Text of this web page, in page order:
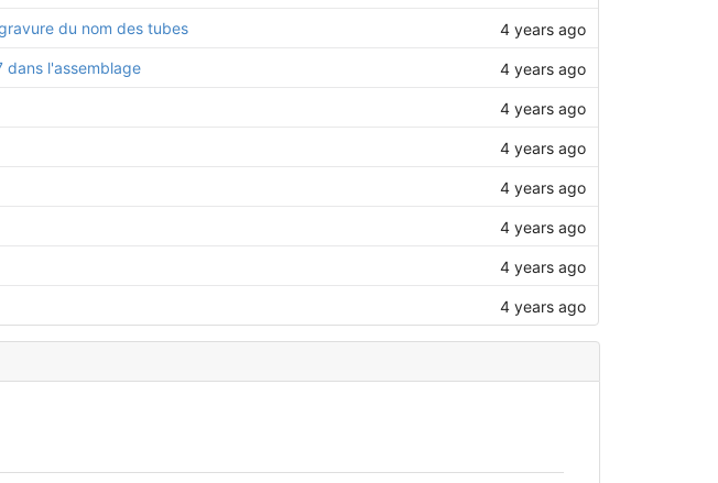
du nom des tubes 4 years ago
dans l'assemblage 4 years ago
4 years ago
4 years ago
4 years ago
4 years ago
4 years ago
4 years ago